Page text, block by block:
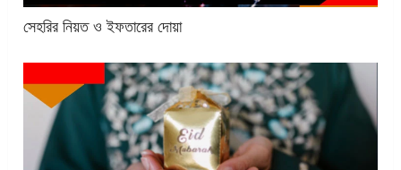
সেহরির নিয়ত ও ইফতারের দোয়া